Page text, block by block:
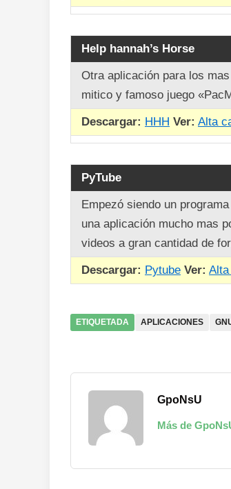
Help hannah’s Horse
Otra aplicación para los
mitico y famoso juego
Descargar: HHH Ver: Alta
PyTube
Empezó siendo un
una aplicación mucho mas
videos a gran cantidad de
Descargar: Pytube Ver:
ETIQUETADA APLICACIONES
GpoNsU
Más de